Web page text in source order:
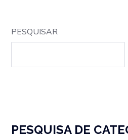
PESQUISAR
PESQUISA DE